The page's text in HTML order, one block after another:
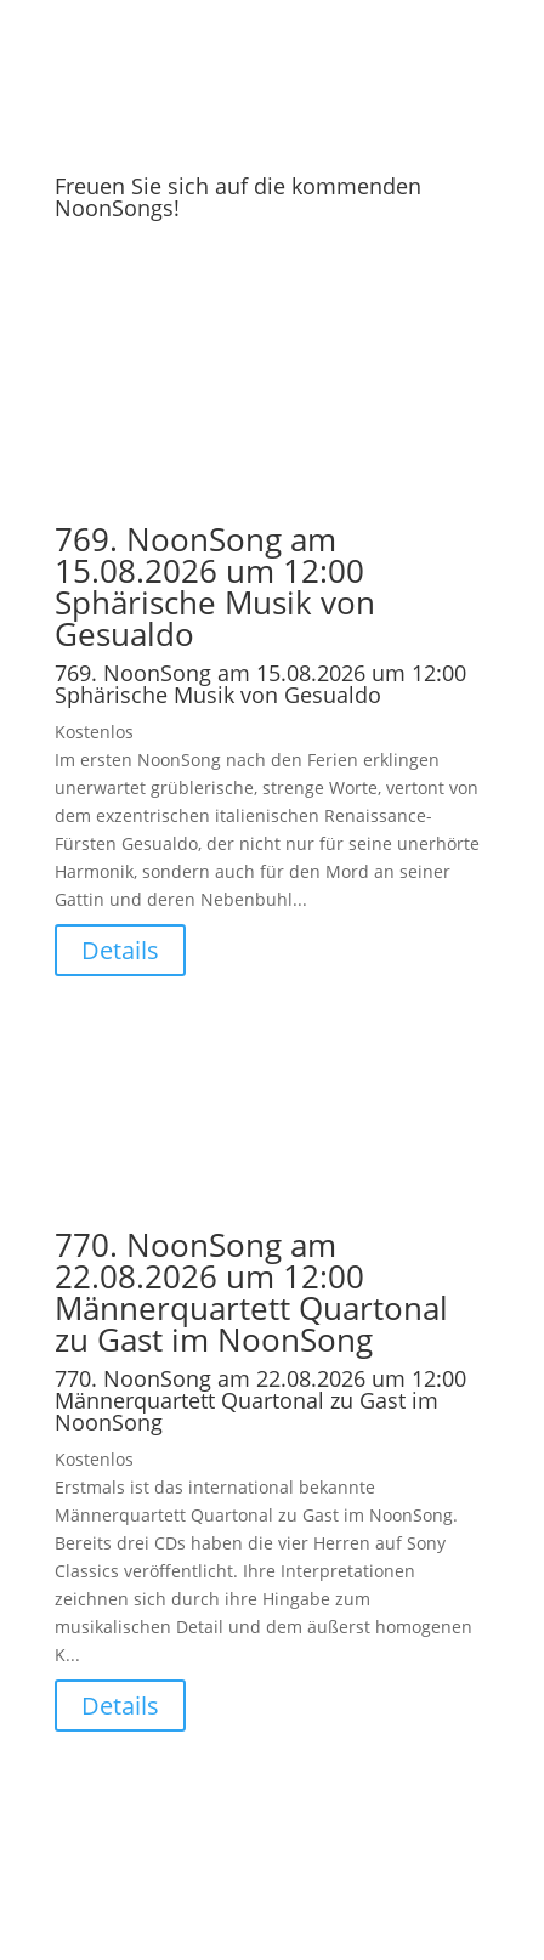
Freuen Sie sich auf die kommenden
NoonSongs!
769. NoonSong am
15.08.2026 um 12:00
Sphärische Musik von
Gesualdo
769. NoonSong am 15.08.2026 um 12:00
Sphärische Musik von Gesualdo
Kostenlos
Im ersten NoonSong nach den Ferien erklingen
unerwartet grüblerische, strenge Worte, vertont von
dem exzentrischen italienischen Renaissance-
Fürsten Gesualdo, der nicht nur für seine unerhörte
Harmonik, sondern auch für den Mord an seiner
Gattin und deren Nebenbuhl...
Details
770. NoonSong am
22.08.2026 um 12:00
Männerquartett Quartonal
zu Gast im NoonSong
770. NoonSong am 22.08.2026 um 12:00
Männerquartett Quartonal zu Gast im
NoonSong
Kostenlos
Erstmals ist das international bekannte
Männerquartett Quartonal zu Gast im NoonSong.
Bereits drei CDs haben die vier Herren auf Sony
Classics veröffentlicht. Ihre Interpretationen
zeichnen sich durch ihre Hingabe zum
musikalischen Detail und dem äußerst homogenen
K...
Details